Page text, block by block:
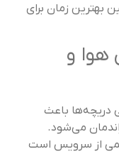
بهترین زمان برای
هوا و
دریچه‌ها باعث
می‌شود.
از سرویس است